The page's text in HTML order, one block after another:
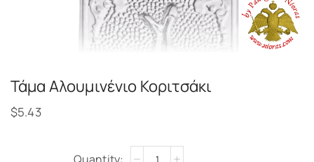
Τάμα Αλουμινένιο Κοριτσάκι
$5.43
Alternative: